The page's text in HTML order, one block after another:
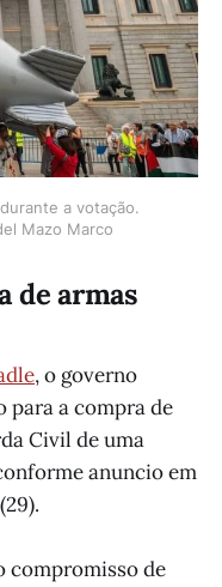
a votação.
Mazo Marco
de armas
, o governo
para a compra de
Civil de uma
anuncio em
compromisso de